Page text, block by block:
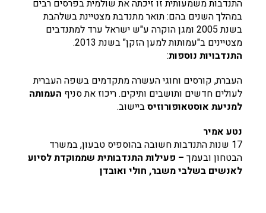
התנדבות משמעותית זו זיכתה את שולמית בפרסים רבים
במהלך השנים בהם: תואר מתנדבת מצטיינת בשלהבת
בשנת 2005 ומגן הוקרה ע"ש ישראל ערד למתנדבים
מצטיינים ב"עמותות למען הזקן" בשנת 2013.
התנדבויות נוספות:
העברת, קורסים וחוגי העשרה מתקדמים בשפה העברית
לעולים חדשים ותושבים ותיקים. ריכוז את סניף העמותה
למניעת אוסטאופורוזיסביישוב.
נטע אמיר
17 שנות התנדבות חשובה בהוספיס טבעון, במשרד
הבטחון ובעמך – פעילות התנדבותית שממוקדת לסיוע
לאנשים בשלבי משבר, חולי ואובדן